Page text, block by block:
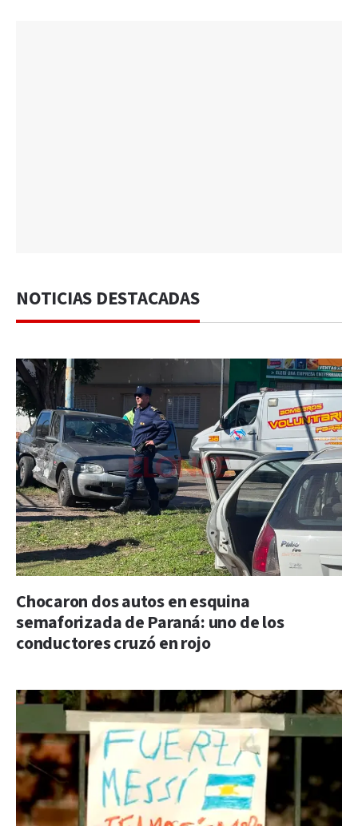
NOTICIAS DESTACADAS
Chocaron dos autos en esquina
semaforizada de Paraná: uno de los
conductores cruzó en rojo